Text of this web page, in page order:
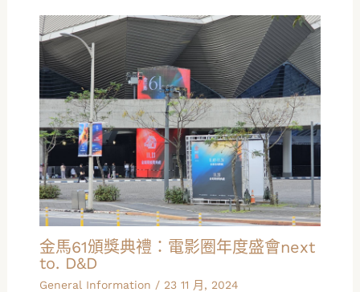
金馬61頒獎典禮：電影圈年度盛會next
to. D&D
General Information / 23 11 月, 2024